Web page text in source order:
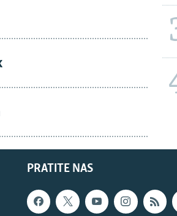
PRATITE NAS